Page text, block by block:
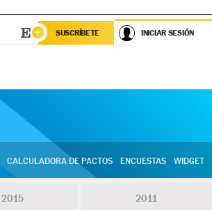
SUSCRÍBETE INICIAR SESIÓN
CALCULADORA DE PACTOS ENCUESTAS WIDGET
2015 2011